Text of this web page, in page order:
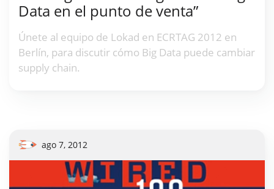
Data en el punto de venta”
Únete al equipo de Lokad en ECRTAG 2012 en
Berlín, para discutir cómo Big Data puede cambiar
supply chain.
ago 7, 2012